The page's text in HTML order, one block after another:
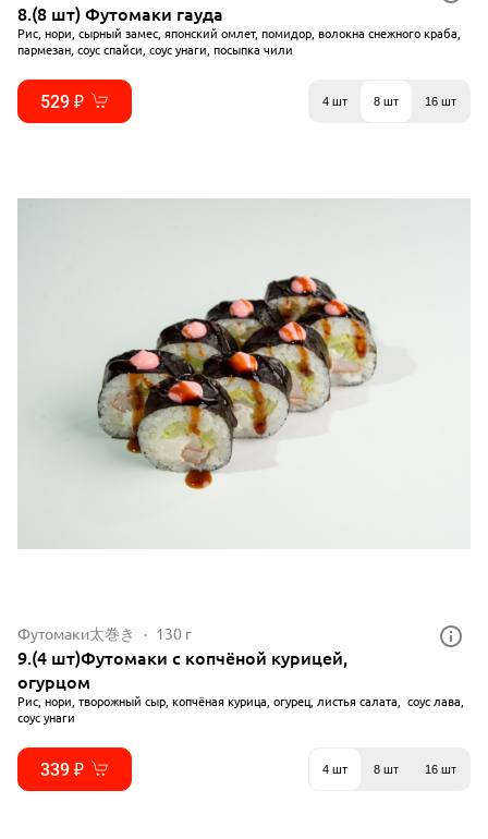
8.(8 шт) Футомаки гауда
Рис, нори, сырный замес, японский омлет, помидор, волокна снежного краба,
пармезан, соус спайси, соус унаги, посыпка чили
529 ₽ 4 шт 8 шт 16 шт
Футомаки太巻き 130 г
9.(4 шт)Футомаки с копчёной курицей,
огурцом
Рис, нори, творожный сыр, копчёная курица, огурец, листья салата, соус лава,
соус унаги
339 ₽ 4 шт 8 шт 16 шт